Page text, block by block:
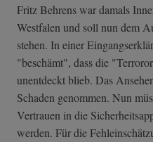
Fritz Behrens war damals
Westfalen und soll nun dem
stehen. In einer
"beschämt", dass die
unentdeckt blieb. Das
Schaden genommen. Nun
Vertrauen in die
werden. Für die